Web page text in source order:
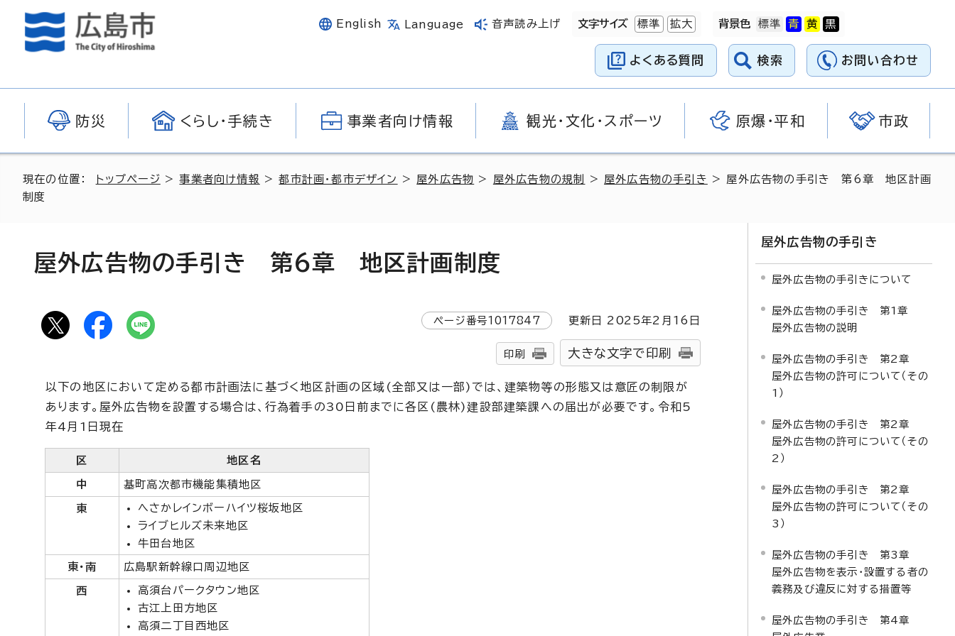
English Language 音声読み上げ 文字サイズ 標準 拡大 背景色
よくある質問 検索 お問い合わせ
防災 くらし・手続き 事業者向け情報 観光・文化・スポーツ 原爆・平和 市政
現在の位置： トップページ >事業者向け情報 >都市計画・都市デザイン > 屋外広告物 > 屋外広告物の規制 > 屋外広告物の手引き > 屋外広告物の手引き 第6章 地区計画
制度
屋外広告物の手引き 第6章 地区計画制度
ページ番号1017847 更新日 2025年2月 16 日
印刷 大きな文字で印刷
以下の地区において定める都市計画法に基づく地区計画の区域(全部又は一部)では、建築物等の形態又は意匠の制限が
あります。屋外広告物を設置する場合は、行為着手の30日前までに各区(農林)建設部建築課への届出が必要です。令和5
年4月1日現在
区 地区名
中 基町高次都市機能集積地区
東
へさかレインボーハイツ桜坂地区
ライブヒルズ未来地区
牛田台地区
東・南 広島駅新幹線口周辺地区
西
高須台パークタウン地区
古江上田方地区
高須二丁目西地区
屋外広告物の手引き
屋外広告物の手引きについて
屋外広告物の手引き 第1章
屋外広告物の説明
屋外広告物の手引き 第2章
屋外広告物の許可について（その
1）
屋外広告物の手引き 第2章
屋外広告物の許可について（その
2）
屋外広告物の手引き 第2章
屋外広告物の許可について（その
3）
屋外広告物の手引き 第3章
屋外広告物を表示・設置する者の
義務及び違反に対する措置等
屋外広告物の手引き 第4章